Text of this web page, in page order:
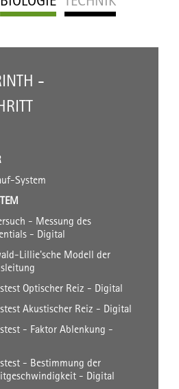
-
System
- Messung des
- Digital
Lillie'sche Modell der
Optischer Reiz - Digital
Akustischer Reiz - Digital
- Faktor Ablenkung -
- Bestimmung der
- Digital